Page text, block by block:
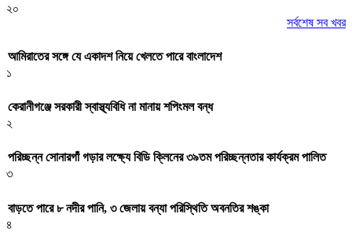
২০
সর্বশেষ সব খবর
আমিরাতের সঙ্গে যে একাদশ নিয়ে খেলতে পারে বাংলাদেশ
১
কেরানীগঞ্জে সরকারী স্বাস্থ্যবিধি না মানায় শপিংমল বন্ধ
২
পরিচ্ছন্ন সোনারগাঁ গড়ার লক্ষ্যে বিডি ক্লিনের ৩৯তম পরিচ্ছন্নতার কার্যক্রম পালিত
৩
বাড়তে পারে ৮ নদীর পানি, ৩ জেলায় বন্যা পরিস্থিতি অবনতির শঙ্কা
৪